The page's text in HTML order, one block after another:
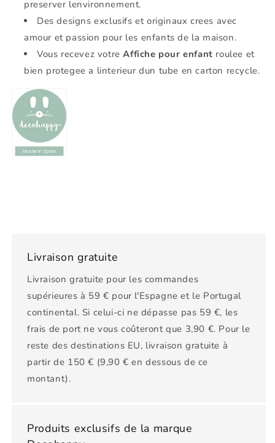
preserver lenvironnement.
Des designs exclusifs et originaux crees avec
amour et passion pour les enfants de la maison.
Vous recevez votreAffiche pour enfant roulee et
bien protegee a linterieur dun tube en carton recycle.
Livraison gratuite
Livraison gratuite pour les commandes
supérieures à 59 € pour l'Espagne et le Portugal
continental. Si celui-ci ne dépasse pas 59 €, les
frais de port ne vous coûteront que 3,90 €. Pour le
reste des destinations EU, livraison gratuite à
partir de 150 € (9,90 € en dessous de ce
montant).
Produits exclusifs de la marque